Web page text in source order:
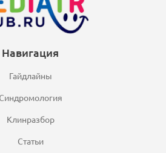
Навигация
Гайдлайны
Синдромология
Клинразбор
Статьи